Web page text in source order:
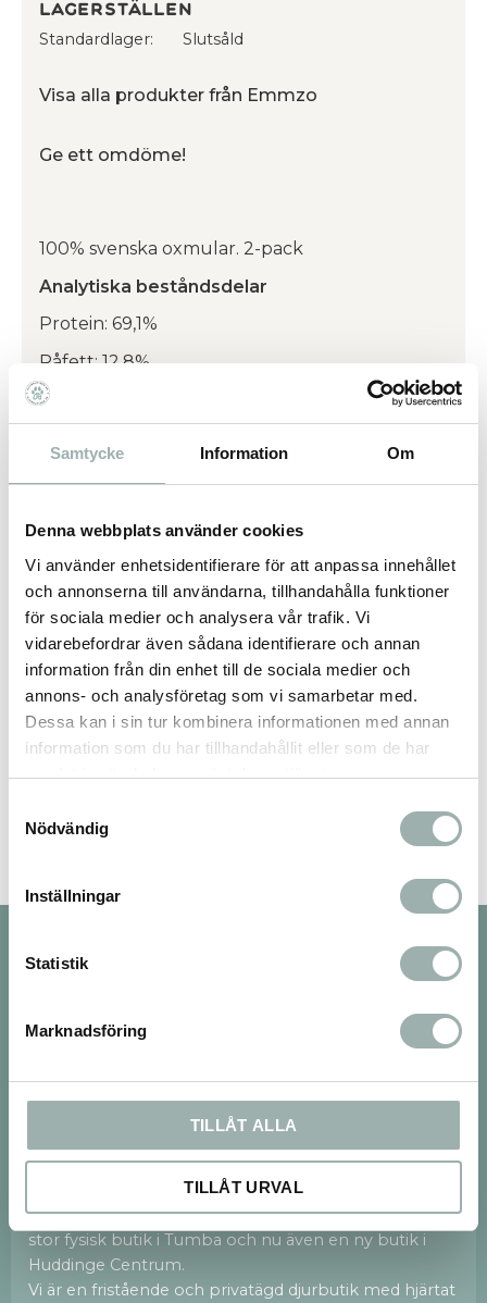
Samtycke Information Om
Denna webbplats använder cookies
Vi använder enhetsidentifierare för att anpassa innehållet
och annonserna till användarna, tillhandahålla funktioner
för sociala medier och analysera vår trafik. Vi
vidarebefordrar även sådana identifierare och annan
information från din enhet till de sociala medier och
annons- och analysföretag som vi samarbetar med.
Dessa kan i sin tur kombinera informationen med annan
information som du har tillhandahållit eller som de har
samlat in när du har använt deras tjänster.
Nödvändig
Inställningar
Statistik
Marknadsföring
TILLÅT ALLA
TILLÅT URVAL
Lagerställen
Standardlager Slutsåld
Visa alla produkter från Emmzo
Ge ett omdöme!
100% svenska oxmular. 2-pack
Analytiska beståndsdelar
Protein: 69,1%
Råfett: 12,8%
Aska: 8,1%
Omdömen
Du
Dina personuppgifter behandlas i enlighet med vårintegritetspolicy.
Vi finns både på webben och med en 250kvm
stor fysisk butik i Tumba och nu även en ny butik i
Huddinge Centrum.
Vi är en fristående och privatägd djurbutik med hjärtat